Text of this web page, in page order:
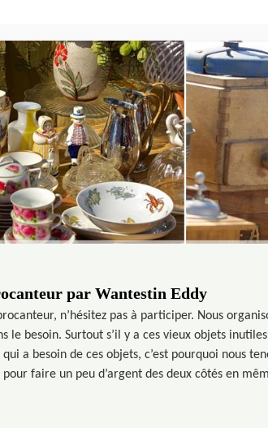
par Wantestin Eddy
n’hésitez pas à participer. Nous
le besoin. Surtout s’il y a ces vieux objets
a besoin de ces objets, c’est pourquoi nous
faire un peu d’argent des deux côtés en